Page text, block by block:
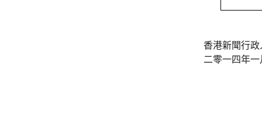
香港新聞行
二零一四年一